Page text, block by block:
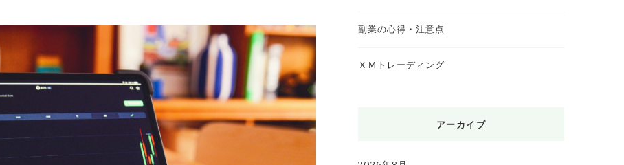
副業の心得・注意点
ＸＭトレーディング
アーカイブ